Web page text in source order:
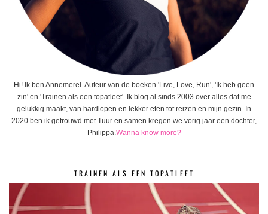
Hi! Ik ben Annemerel. Auteur van de boeken 'Live, Love, Run', 'Ik heb geen
zin' en 'Trainen als een topatleet'. Ik blog al sinds 2003 over alles dat me
gelukkig maakt, van hardlopen en lekker eten tot reizen en mijn gezin. In
2020 ben ik getrouwd met Tuur en samen kregen we vorig jaar een dochter,
Philippa.Wanna know more?
TRAINEN ALS EEN TOPATLEET